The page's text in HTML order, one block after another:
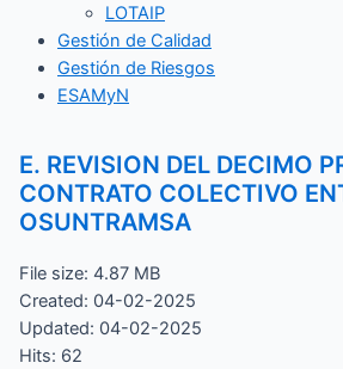
LOTAIP
Gestión de Calidad
Gestión de Riesgos
ESAMyN
E. REVISION DEL DECIMO
CONTRATO COLECTIVO
OSUNTRAMSA
File size: 4.87 MB
Created: 04-02-2025
Updated: 04-02-2025
Hits: 62